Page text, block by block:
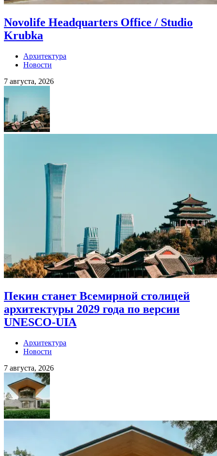
Novolife Headquarters Office / Studio
Krubka
Архитектура
Новости
7 августа, 2026
Пекин станет Всемирной столицей
архитектуры 2029 года по версии
UNESCO-UIA
Архитектура
Новости
7 августа, 2026